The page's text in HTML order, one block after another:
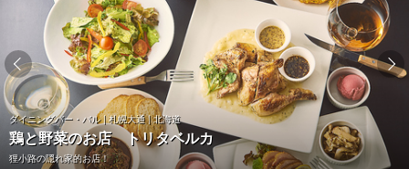
ダイニングバー・バル | 札幌大通 | 北海道
鶏と野菜のお店 トリタベルカ
狸小路の隠れ家的お店！